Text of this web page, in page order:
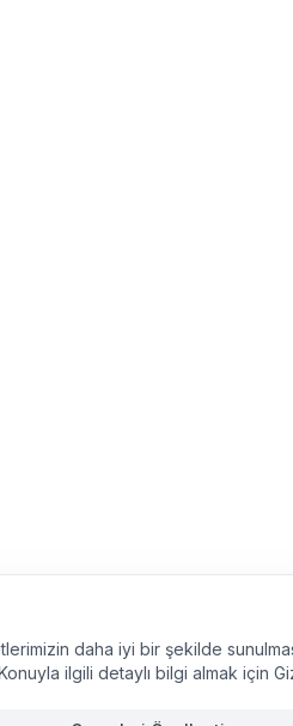
daha iyi bir şekilde
ilgili detaylı bilgi almak için